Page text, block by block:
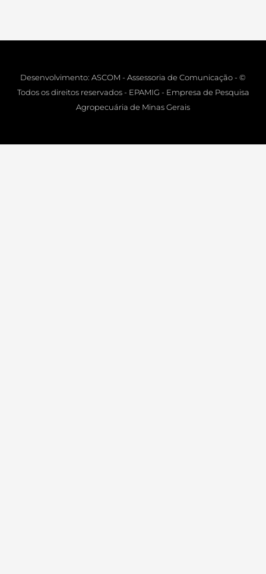
Desenvolvimento: ASCOM - Assessoria de Comunicação - ©
Todos os direitos reservados - EPAMIG - Empresa de Pesquisa
Agropecuária de Minas Gerais